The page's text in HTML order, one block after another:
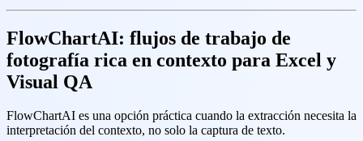
FlowChartAI: flujos de trabajo de
fotografía rica en contexto para Excel y
Visual QA
FlowChartAI es una opción práctica cuando la extracción necesita la
interpretación del contexto, no solo la captura de texto.